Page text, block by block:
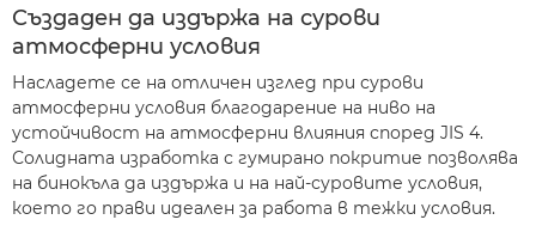
Създаден да издържа на сурови
атмосферни условия
Насладете се на отличен изглед при сурови
атмосферни условия благодарение на ниво на
устойчивост на атмосферни влияния според JIS 4.
Солидната изработка с гумирано покритие позволява
на бинокъла да издържа и на най-суровите условия,
което го прави идеален за работа в тежки условия.